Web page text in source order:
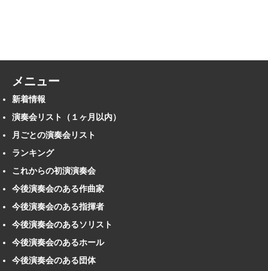
メニュー
新着情報
演奏会リスト（１ヶ月以内）
月ごとの演奏会リスト
ランキング
これからの初演演奏会
今後演奏会のある作曲家
今後演奏会のある指揮者
今後演奏会のあるソリスト
今後演奏会のあるホール
今後演奏会のある団体